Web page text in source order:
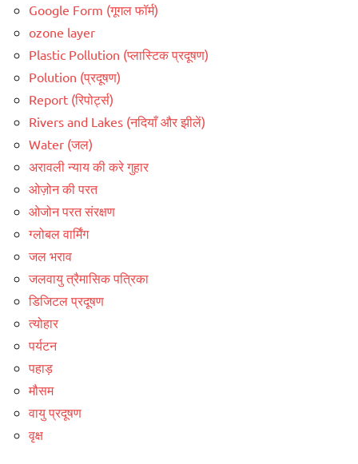
Google Form (गूगल फॉर्म)
ozone layer
Plastic Pollution (प्लास्टिक प्रदूषण)
Polution (प्रदूषण)
Report (रिपोर्ट्स)
Rivers and Lakes (नदियाँ और झीलें)
Water (जल)
अरावली न्याय की करे गुहार
ओज़ोन की परत
ओजोन परत संरक्षण
ग्लोबल वार्मिंग
जल भराव
जलवायु त्रैमासिक पत्रिका
डिजिटल प्रदूषण
त्योहार
पर्यटन
पहाड़
मौसम
वायु प्रदूषण
वृक्ष